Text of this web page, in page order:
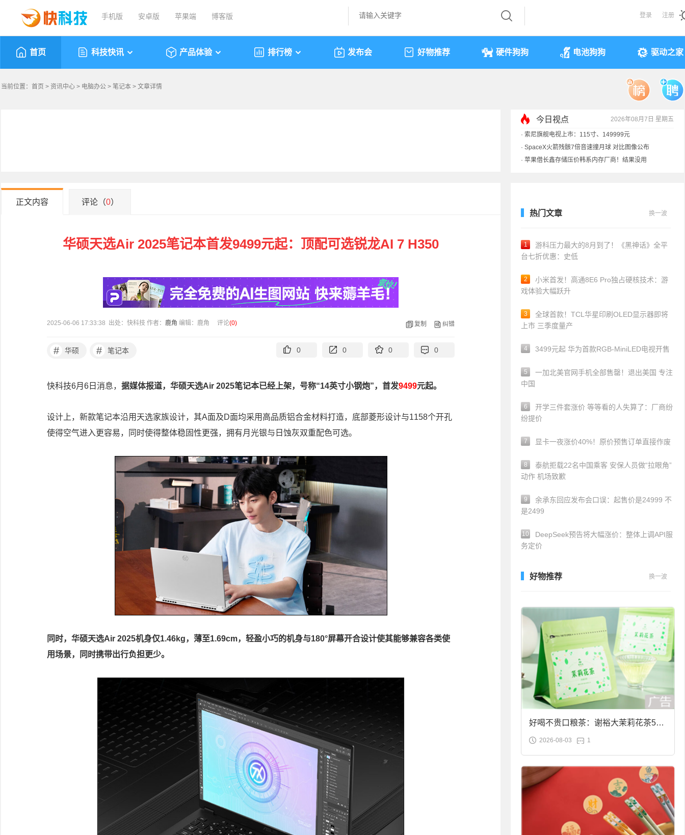
手机版 安卓版 苹果端 博客版 登录 注册
首页 科技快讯 产品体验 排行榜 发布会 好物推荐 硬件狗狗 电池狗狗 驱动之家
当前位置： 首页 > 资讯中心 > 电脑办公 > 笔记本 > 文章详情
今日视点 2026年08月7日 星期五
· 索尼旗舰电视上市：115寸、149999元
· SpaceX火箭残骸7倍音速撞月球 对比图像公布
· 苹果借长鑫存储压价韩系内存厂商！结果没用
正文内容 评论（0）
华硕天选Air 2025笔记本首发9499元起：顶配可选锐龙AI 7 H350
2025-06-06 17:33:38 出处：快科技 作者： 鹿角 编辑：鹿角 评论(0) 复制 纠错
# 华硕 # 笔记本 0 0 0 0
快科技6月6日消息， 据媒体报道，华硕天选Air 2025笔记本已经上架，号称“14英寸小钢炮”，首发9499元起。
设计上，新款笔记本沿用天选家族设计，其A面及D面均采用高品质铝合金材料打造，底部菱形设计与1158个开孔
使得空气进入更容易，同时使得整体稳固性更强，拥有月光银与日蚀灰双重配色可选。
同时，华硕天选Air 2025机身仅1.46kg，薄至1.69cm，轻盈小巧的机身与180°屏幕开合设计使其能够兼容各类使
用场景，同时携带出行负担更少。
热门文章 换一波
1
游科压力最大的8月到了！《黑神话》全平
台七折优惠：史低
2
小米首发！高通8E6 Pro独占硬核技术：游
戏体验大幅跃升
3
全球首款！TCL华星印刷OLED显示器即将
上市 三季度量产
4 3499元起 华为首款RGB-MiniLED电视开售
5
一加北美官网手机全部售罄！退出美国 专注
中国
6
开学三件套涨价 等等看的人失算了：厂商纷
纷提价
7 显卡一夜涨价40%！原价预售订单直接作废
8
泰航拒载22名中国乘客 安保人员做“拉眼角”
动作 机场致歉
9
余承东回应发布会口误：起售价是24999 不
是2499
10
DeepSeek预告将大幅涨价：整体上调API服
务定价
好物推荐 换一波
好喝不贵口粮茶：谢裕大茉莉花茶50g
袋装9.9元到手
2026-08-03 1